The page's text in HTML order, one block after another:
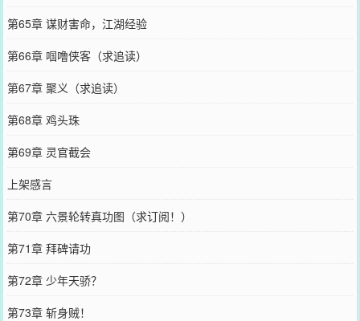
第65章 谋财害命，江湖经验
第66章 啯噜侠客（求追读）
第67章 聚义（求追读）
第68章 鸡头珠
第69章 灵官截会
上架感言
第70章 六景轮转真功图（求订阅！）
第71章 拜碑请功
第72章 少年天骄？
第73章 斩身贼！